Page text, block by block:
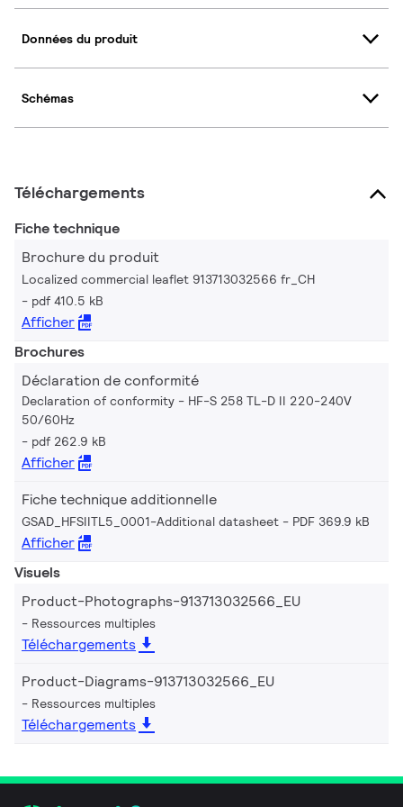
Données du produit
Schémas
Téléchargements
Fiche technique
Brochure du produit
Localized commercial leaflet 913713032566 fr_CH
pdf 410.5 kB
Afficher
Brochures
Déclaration de conformité
Declaration of conformity - HF-S 258 TL-D II 220-240V
50/60Hz
pdf 262.9 kB
Afficher
Fiche technique additionnelle
GSAD_HFSIITL5_0001-Additional datasheet PDF 369.9 kB
Afficher
Visuels
Product-Photographs-913713032566_EU
Ressources multiples
Téléchargements
Product-Diagrams-913713032566_EU
Ressources multiples
Téléchargements